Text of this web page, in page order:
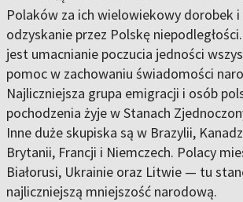
Polaków za ich wielowiekowy dorobek i
odzyskanie przez Polskę
jest umacnianie poczucia jedności
pomoc w zachowaniu świadomości
Najliczniejsza grupa emigracji i osób
pochodzenia żyje w Stanach
Inne duże skupiska są w Brazylii,
Brytanii, Francji i Niemczech. Polacy
Białorusi, Ukrainie oraz Litwie — tu
najliczniejszą mniejszość narodową.